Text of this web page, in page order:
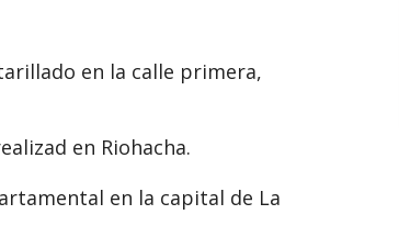
en la calle primera,
en Riohacha.
en la capital de La